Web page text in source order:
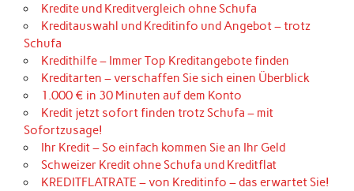
Kredite und Kreditvergleich ohne Schufa
Kreditauswahl und Kreditinfo und Angebot – trotz
Schufa
Kredithilfe – Immer Top Kreditangebote finden
Kreditarten – verschaffen Sie sich einen Überblick
1.000 € in 30 Minuten auf dem Konto
Kredit jetzt sofort finden trotz Schufa – mit
Sofortzusage!
Ihr Kredit – So einfach kommen Sie an Ihr Geld
Schweizer Kredit ohne Schufa und Kreditflat
KREDITFLATRATE – von Kreditinfo – das erwartet Sie!